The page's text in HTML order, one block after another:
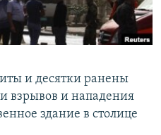
и десятки ранены
взрывов и нападения
здание в столице